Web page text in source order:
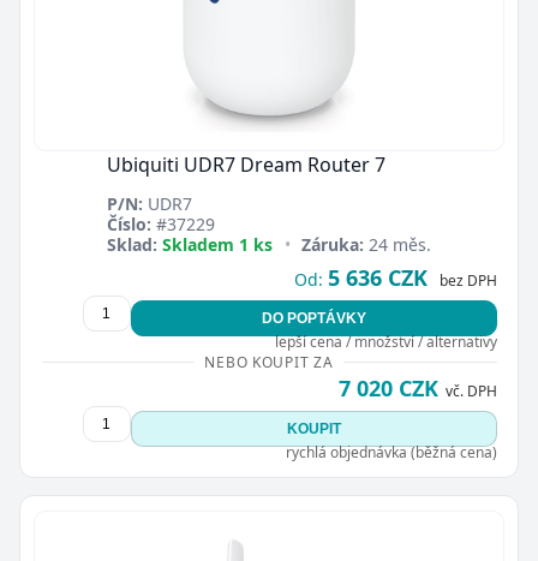
Ubiquiti UDR7 Dream Router 7
P/N: UDR7
Číslo: #37229
Sklad: Skladem 1 ks • Záruka: 24 měs.
Od: 5 636 CZK bez DPH
DO POPTÁVKY
lepší cena / množství / alternativy
NEBO KOUPIT ZA
7 020 CZK vč. DPH
KOUPIT
rychlá objednávka (běžná cena)